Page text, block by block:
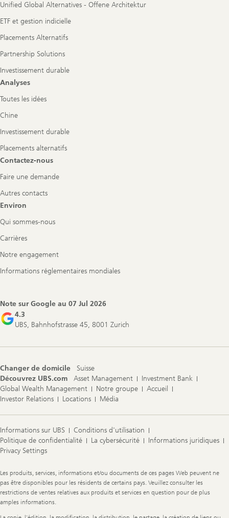
Unified Global Alternatives - Offene Architektur
ETF et gestion indicielle
Placements Alternatifs
Partnership Solutions
Investissement durable
Analyses
Toutes les idées
Chine
Investissement durable
Placements alternatifs
Contactez-nous
Faire une demande
Autres contacts
Environ
Qui sommes-nous
Carrières
Notre engagement
Informations réglementaires mondiales
Note sur Google au 07 Jul 2026
4.3
UBS, Bahnhofstrasse 45, 8001 Zurich
Changer de domicile
Suisse
Découvrez UBS.com
Asset Management
Investment Bank
Global Wealth Management
Notre groupe
Accueil
Investor Relations
Locations Média
Informations sur UBS
Conditions d'utilisation
Politique de confidentialité
La cybersécurité
Informations juridiques
Privacy Settings
Legal
Information
Les produits, services, informations et/ou documents de ces pages Web peuvent ne
pas être disponibles pour les résidents de certains pays. Veuillez consulter les
restrictions de ventes relatives aux produits et services en question pour de plus
amples informations.